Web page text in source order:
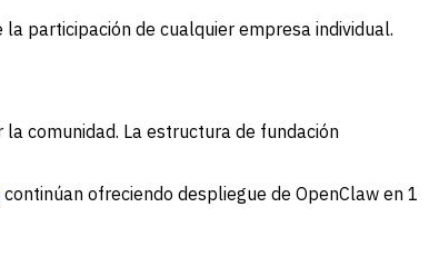
participación de cualquier empresa individual.
comunidad. La estructura de fundación
continúan ofreciendo despliegue de OpenClaw en 1